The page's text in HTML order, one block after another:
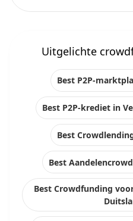
Uitgelichte
Best P2P-
Best P2P-krediet in
Best
Best
Best Crowdfunding